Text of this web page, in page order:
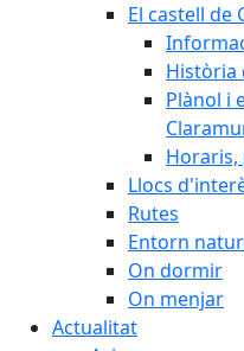
El castell de
Història
Plànol i
Horaris,
Llocs
Rutes
Entorn
On dormir
On menjar
Actualitat